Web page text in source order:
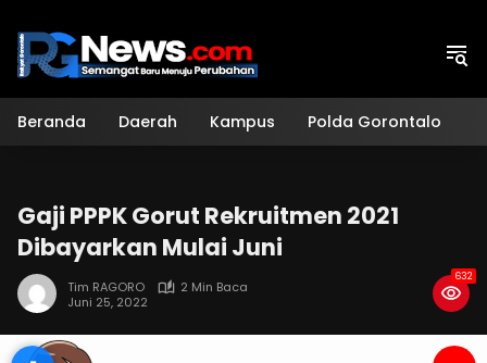
konten
Beranda Daerah Kampus Polda Gorontalo
Gaji PPPK Gorut Rekruitmen 2021
Dibayarkan Mulai Juni
Tim RAGORO
2 Min Baca
Juni 25, 2022
632